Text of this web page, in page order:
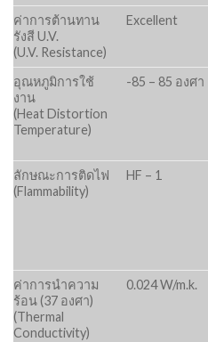
ค่าการต้านทาน
รังสี U.V.
(U.V. Resistance)
Excellent
อุณหภูมิการใช้
งาน
(Heat Distortion
Temperature)
-85 – 85 องศา
ลักษณะการติดไฟ
(Flammability)
HF – 1
ค่าการนำความ
ร้อน (37 องศา)
(Thermal
Conductivity)
0.024 W/m.k.